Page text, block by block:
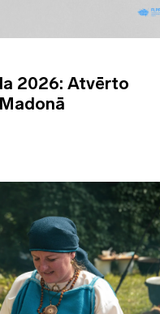
2026: Atvērto